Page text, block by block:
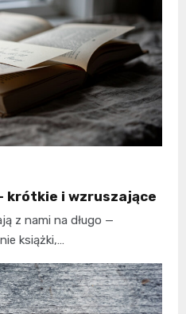
krótkie i wzruszające
z nami na długo —
książki,…